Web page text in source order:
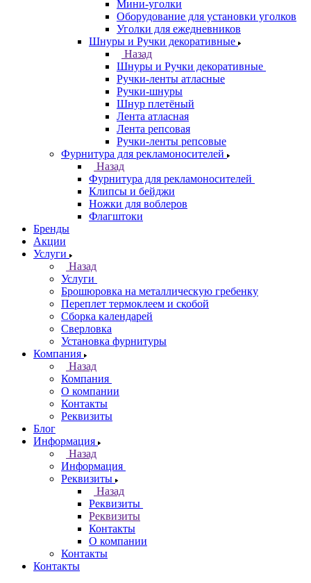
Мини-уголки
Оборудование для установки уголков
Уголки для ежедневников
Шнуры и Ручки декоративные
Назад
Шнуры и Ручки декоративные
Ручки-ленты атласные
Ручки-шнуры
Шнур плетёный
Лента атласная
Лента репсовая
Ручки-ленты репсовые
Фурнитура для рекламоносителей
Назад
Фурнитура для рекламоносителей
Клипсы и бeйджи
Ножки для воблеров
Флагштоки
Бренды
Акции
Услуги
Назад
Услуги
Брошюровка на металлическую гребенку
Переплет термоклеем и скобой
Сборка календарей
Сверловка
Установка фурнитуры
Компания
Назад
Компания
О компании
Контакты
Реквизиты
Блог
Информация
Назад
Информация
Реквизиты
Назад
Реквизиты
Реквизиты
Контакты
О компании
Контакты
Контакты